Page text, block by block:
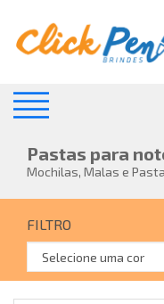
Pastas para
Mochilas, Malas e
FILTRO